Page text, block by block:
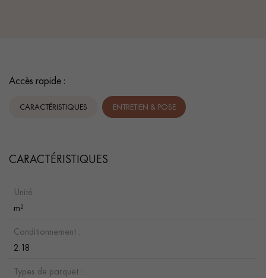
Accès rapide :
CARACTÉRISTIQUES ENTRETIEN & POSE
CARACTÉRISTIQUES
Unité :
m²
Conditionnement :
2.18
Types de parquet :